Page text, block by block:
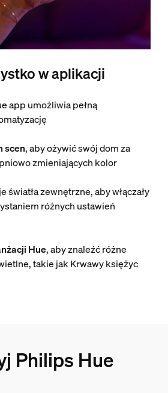
w aplikacji
app umożliwia pełną
scen, aby ożywić swój dom za
zmieniających kolor
światła zewnętrzne, aby włączały
różnych ustawień
Hue, aby znaleźć różne
takie jak Krwawy księżyc
Philips Hue